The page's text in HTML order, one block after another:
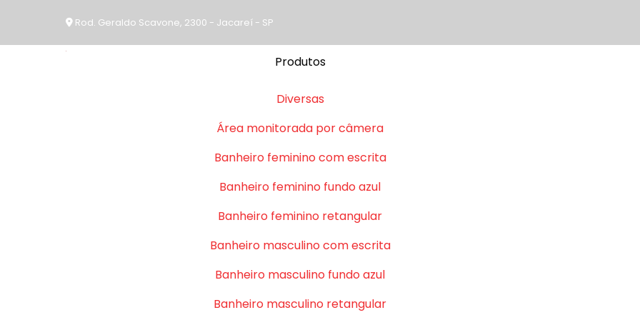
Rod. Geraldo Scavone, 2300 - Jacareí - SP
Produtos
Diversas
Área monitorada por câmera
Banheiro feminino com escrita
Banheiro feminino fundo azul
Banheiro feminino retangular
Banheiro masculino com escrita
Banheiro masculino fundo azul
Banheiro masculino retangular